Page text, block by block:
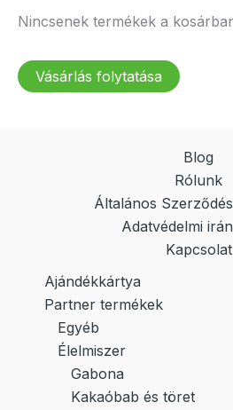
Nincsenek termékek a
Vásárlás folytatása
Blog
Rólunk
Általános
Adatvédelmi
Kapcsolat
Ajándékkártya
Partner termékek
Egyéb
Élelmiszer
Gabona
Kakaóbab és töret